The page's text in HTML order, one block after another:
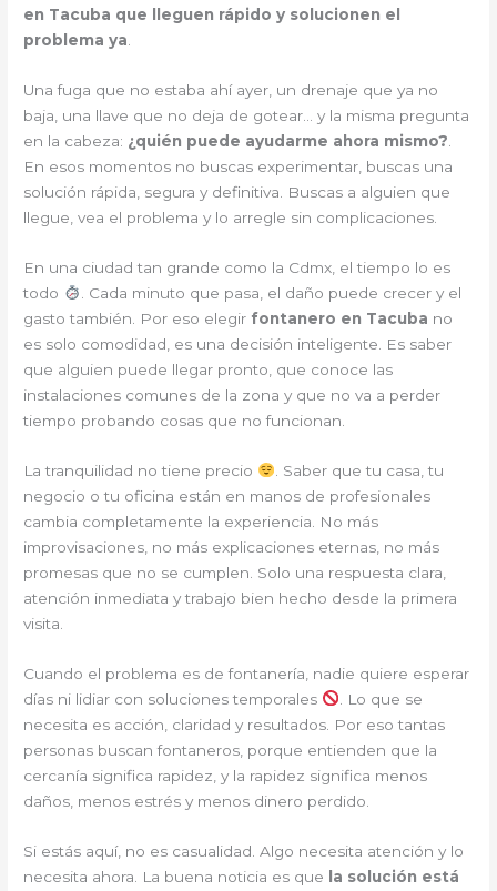
en Tacuba que lleguen rápido y solucionen el
problema ya.
Una fuga que no estaba ahí ayer, un drenaje que ya no
baja, una llave que no deja de gotear… y la misma pregunta
en la cabeza: ¿quién puede ayudarme ahora mismo?
En esos momentos no buscas experimentar, buscas una
solución rápida, segura y definitiva. Buscas a alguien que
llegue, vea el problema y lo arregle sin complicaciones.
En una ciudad tan grande como la Cdmx, el tiempo lo es
todo
. Cada minuto que pasa, el daño puede crecer y el
gasto también. Por eso elegir fontanero en Tacuba no
es solo comodidad, es una decisión inteligente. Es saber
que alguien puede llegar pronto, que conoce las
instalaciones comunes de la zona y que no va a perder
tiempo probando cosas que no funcionan.
La tranquilidad no tiene precio
. Saber que tu casa, tu
negocio o tu oficina están en manos de profesionales
cambia completamente la experiencia. No más
improvisaciones, no más explicaciones eternas, no más
promesas que no se cumplen. Solo una respuesta clara,
atención inmediata y trabajo bien hecho desde la primera
visita.
Cuando el problema es de fontanería, nadie quiere esperar
días ni lidiar con soluciones temporales
. Lo que se
necesita es acción, claridad y resultados. Por eso tantas
personas buscan fontaneros, porque entienden que la
cercanía significa rapidez, y la rapidez significa menos
daños, menos estrés y menos dinero perdido.
Si estás aquí, no es casualidad. Algo necesita atención y lo
necesita ahora. La buena noticia es que
la solución está